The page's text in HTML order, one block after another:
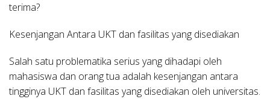
terima?
Kesenjangan Antara UKT dan fasilitas yang disediakan
Salah satu problematika serius yang dihadapi oleh
mahasiswa dan orang tua adalah kesenjangan antara
tingginya UKT dan fasilitas yang disediakan oleh universitas.